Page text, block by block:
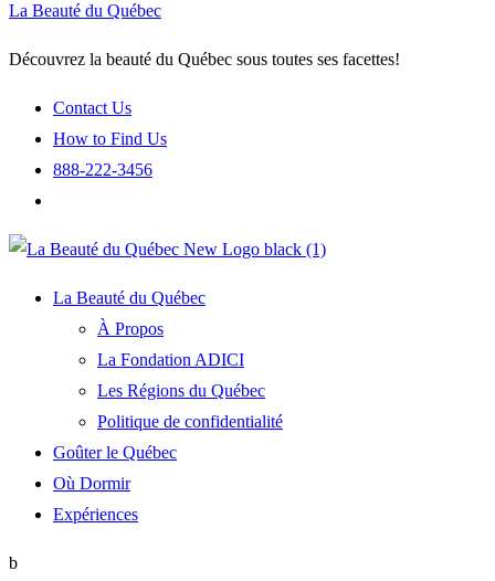
La Beauté du Québec
Découvrez la beauté du Québec sous toutes ses facettes!
Contact Us
How to Find Us
888-222-3456
La Beauté du Québec
À Propos
La Fondation ADICI
Les Régions du Québec
Politique de confidentialité
Goûter le Québec
Où Dormir
Expériences